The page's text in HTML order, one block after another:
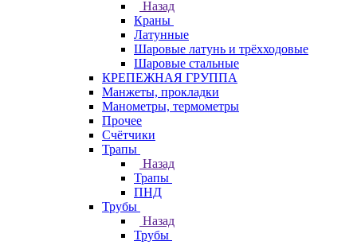
Назад
Краны
Латунные
Шаровые латунь и трёхходовые
Шаровые стальные
КРЕПЕЖНАЯ ГРУППА
Манжеты, прокладки
Манометры, термометры
Прочее
Счётчики
Трапы
Назад
Трапы
ПНД
Трубы
Назад
Трубы